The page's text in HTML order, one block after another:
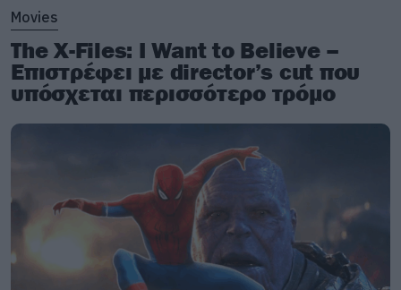
Movies
The X-Files: I Want to Believe –
Επιστρέφει με director’s cut που
υπόσχεται περισσότερο τρόμο